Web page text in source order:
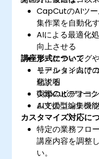
CapCutのAIツ
集作業を自動化
AIによる最適化
向上させる
マーケティング
モーション向け
化する
CapCutのワー
ムでのコンテン
講座形式について
リアルタイムで
順説明
実際のビデオコ
AI支援型編集機
カスタマイズ対応に
特定の業務フロ
講座内容を調整
い。